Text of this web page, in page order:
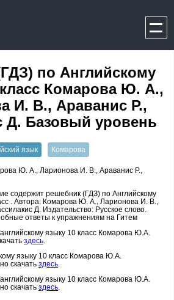
по Английскому
Комарова Ю. А.,
И. В., Араванис Р.,
Д. Базовый уровень
язык Комарова
Ю. А., Ларионова И. В., Араванис Р.,
содержит решебник (ГДЗ) по Английскому
. Автора: Комарова Ю. А., Ларионова И. В.,
Д. Издательство: Русское слово.
ответы к упражнениям на Гитем
языку 10 класс Комарова Ю.А.
здесь
языку 10 класс Комарова Ю.А.
скачать здесь
языку 10 класс Комарова Ю.А.
скачать здесь